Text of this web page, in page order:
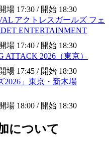
場 17:30 / 開始 18:30
アクトレスガールズ フェ
ENTERTAINMENT
場 17:40 / 開始 18:30
2026（東京）
場 17:45 / 開始 18:30
2026」東京・新木場
場 18:00 / 開始 18:30
について